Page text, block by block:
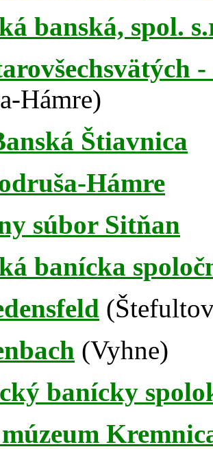
banská, spol.
Hámre)
Štiavnica
Hámre
súbor Sitňan
banícka
(Vyhne)
banícky